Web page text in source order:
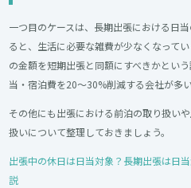
一つ目のケースは、長期出張における日
ると、生活に必要な雑費が少なくなって
の金額を短期出張と同額にすべきかとい
当・宿泊費を20～30%削減する会社が多い
その他にも出張における前泊の取り扱い
扱いについて整理しておきましょう。
出張中の休日は日当対象？長期出張は日
説